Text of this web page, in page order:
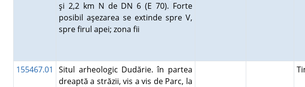
şi 2,2 km N de DN 6 (E 70). Forte
posibil aşezarea se extinde spre V,
spre firul apei; zona fii
155467.01
Situl arheologic Dudărie. în partea
dreaptă a străzii, vis a vis de Parc, la